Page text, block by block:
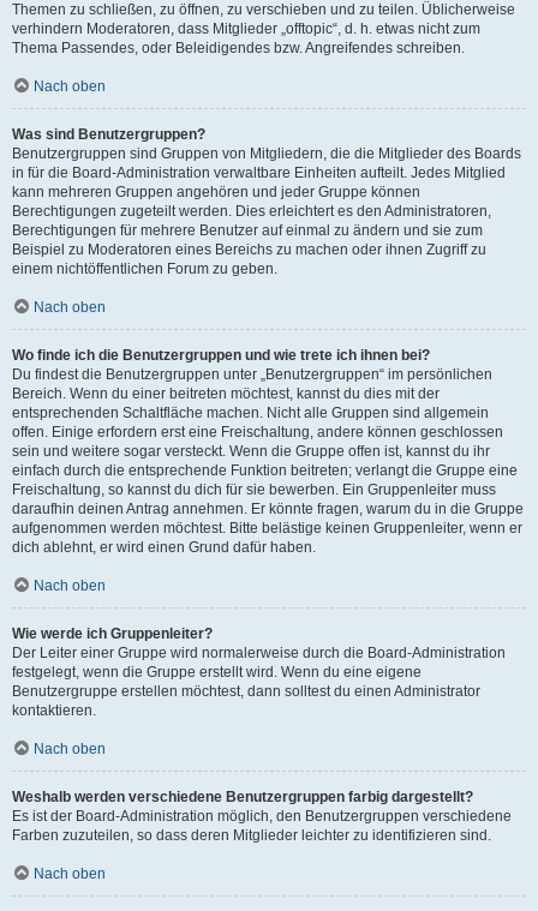
Themen zu schließen, zu öffnen, zu verschieben und zu teilen. Üblicherweise
verhindern Moderatoren, dass Mitglieder „offtopic“, d. h. etwas nicht zum
Thema Passendes, oder Beleidigendes bzw. Angreifendes schreiben.
Nach oben
Was sind Benutzergruppen?
Benutzergruppen sind Gruppen von Mitgliedern, die die Mitglieder des Boards
in für die Board-Administration verwaltbare Einheiten aufteilt. Jedes Mitglied
kann mehreren Gruppen angehören und jeder Gruppe können
Berechtigungen zugeteilt werden. Dies erleichtert es den Administratoren,
Berechtigungen für mehrere Benutzer auf einmal zu ändern und sie zum
Beispiel zu Moderatoren eines Bereichs zu machen oder ihnen Zugriff zu
einem nichtöffentlichen Forum zu geben.
Nach oben
Wo finde ich die Benutzergruppen und wie trete ich ihnen bei?
Du findest die Benutzergruppen unter „Benutzergruppen“ im persönlichen
Bereich. Wenn du einer beitreten möchtest, kannst du dies mit der
entsprechenden Schaltfläche machen. Nicht alle Gruppen sind allgemein
offen. Einige erfordern erst eine Freischaltung, andere können geschlossen
sein und weitere sogar versteckt. Wenn die Gruppe offen ist, kannst du ihr
einfach durch die entsprechende Funktion beitreten; verlangt die Gruppe eine
Freischaltung, so kannst du dich für sie bewerben. Ein Gruppenleiter muss
daraufhin deinen Antrag annehmen. Er könnte fragen, warum du in die Gruppe
aufgenommen werden möchtest. Bitte belästige keinen Gruppenleiter, wenn er
dich ablehnt, er wird einen Grund dafür haben.
Nach oben
Wie werde ich Gruppenleiter?
Der Leiter einer Gruppe wird normalerweise durch die Board-Administration
festgelegt, wenn die Gruppe erstellt wird. Wenn du eine eigene
Benutzergruppe erstellen möchtest, dann solltest du einen Administrator
kontaktieren.
Nach oben
Weshalb werden verschiedene Benutzergruppen farbig dargestellt?
Es ist der Board-Administration möglich, den Benutzergruppen verschiedene
Farben zuzuteilen, so dass deren Mitglieder leichter zu identifizieren sind.
Nach oben